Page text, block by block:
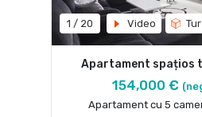
1 / 20 Video
Apartament spațios
154,000 €
Apartament cu 5